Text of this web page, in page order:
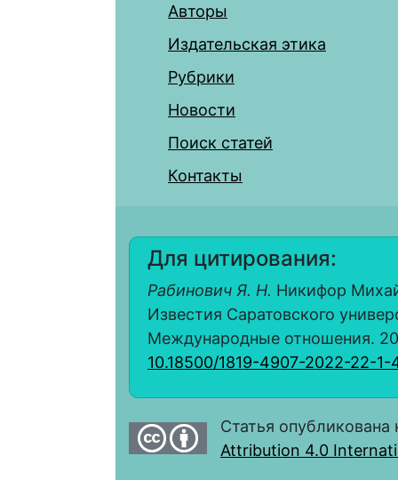
Авторы
Издательская этика
Рубрики
Новости
Поиск статей
Контакты
Для цитирования:
Рабинович Я. Н. Никифор
Известия Саратовского
Международные отношения.
10.18500/1819-4907-2022-22-1-
Статья
Attribution 4.0